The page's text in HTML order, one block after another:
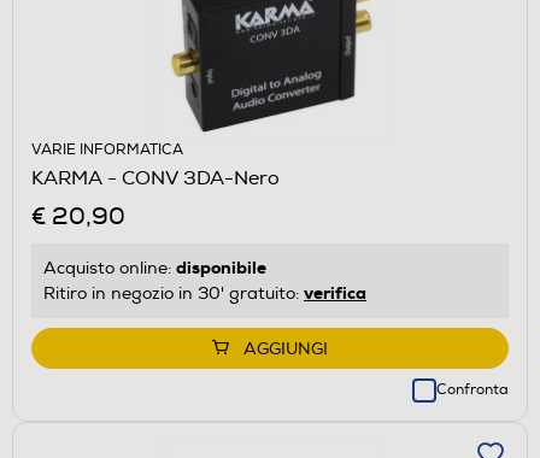
VARIE INFORMATICA
KARMA - CONV 3DA-Nero
€ 20,90
Acquisto online: disponibile
Ritiro in negozio in 30' gratuito: verifica
AGGIUNGI
Confronta